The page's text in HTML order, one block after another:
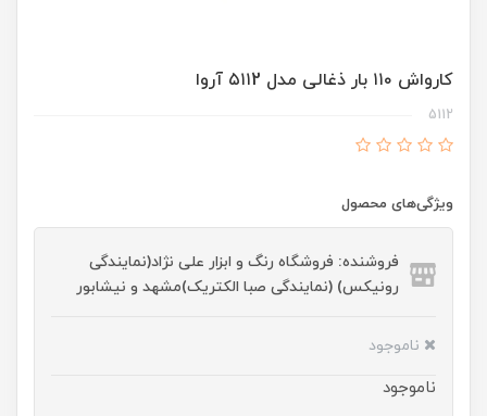
کارواش ۱۱۰ بار ذغالی مدل ۵۱۱2 آروا
5112
ویژگی‌های محصول
فروشنده: فروشگاه رنگ و ابزار علی نژاد(نمایندگی
رونیکس) (نمایندگی صبا الکتریک)مشهد و نیشابور
ناموجود
ناموجود